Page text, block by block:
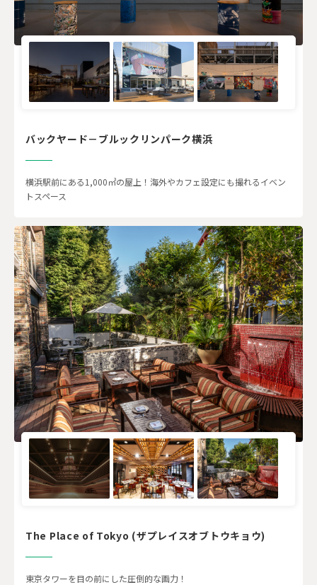
バックヤード－ブルックリンパーク横浜
横浜駅前にある1,000㎡の屋上！海外やカフェ設定にも撮れるイベン
トスペース
The Place of Tokyo (ザプレイスオブトウキョウ)
東京タワーを目の前にした圧倒的な画力！